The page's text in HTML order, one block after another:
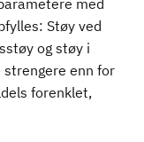
med
Støy ved
og støy i
enn for
forenklet,